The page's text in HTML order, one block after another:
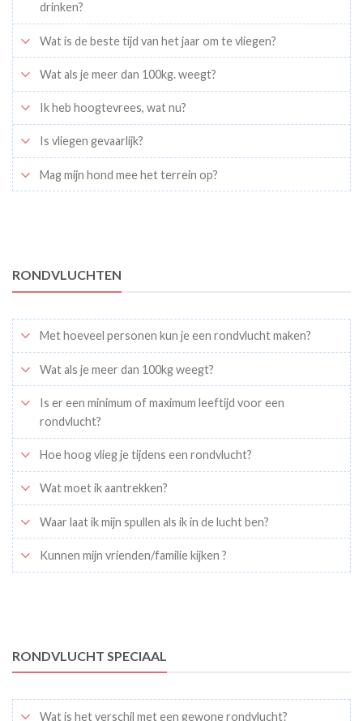
drinken?
Wat is de beste tijd van het jaar om te vliegen?
Wat als je meer dan 100kg. weegt?
Ik heb hoogtevrees, wat nu?
Is vliegen gevaarlijk?
Mag mijn hond mee het terrein op?
RONDVLUCHTEN
Met hoeveel personen kun je een rondvlucht maken?
Wat als je meer dan 100kg weegt?
Is er een minimum of maximum leeftijd voor een
rondvlucht?
Hoe hoog vlieg je tijdens een rondvlucht?
Wat moet ik aantrekken?
Waar laat ik mijn spullen als ik in de lucht ben?
Kunnen mijn vrienden/familie kijken ?
RONDVLUCHT SPECIAAL
Wat is het verschil met een gewone rondvlucht?